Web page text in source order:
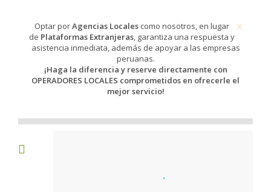
×
​​​Optar porAgencias Locales como nosotros, en lugar
de Plataformas Extranjeras, garantiza una respuesta y
asistencia inmediata, además de apoyar a las empresas
peruanas.
¡Haga la diferencia y reserve directamente con
OPERADORES LOCALES comprometidos en ofrecerle el
mejor servicio!